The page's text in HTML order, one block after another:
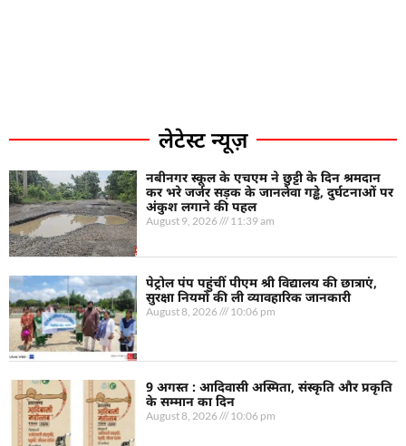
लेटेस्ट न्यूज़
नबीनगर स्कूल के एचएम ने छुट्टी के दिन श्रमदान
कर भरे जर्जर सड़क के जानलेवा गड्ढे, दुर्घटनाओं पर
अंकुश लगाने की पहल
August 9, 2026 11:39 am
पेट्रोल पंप पहुंचीं पीएम श्री विद्यालय की छात्राएं,
सुरक्षा नियमों की ली व्यावहारिक जानकारी
August 8, 2026 10:06 pm
9 अगस्त : आदिवासी अस्मिता, संस्कृति और प्रकृति
के सम्मान का दिन
August 8, 2026 10:06 pm